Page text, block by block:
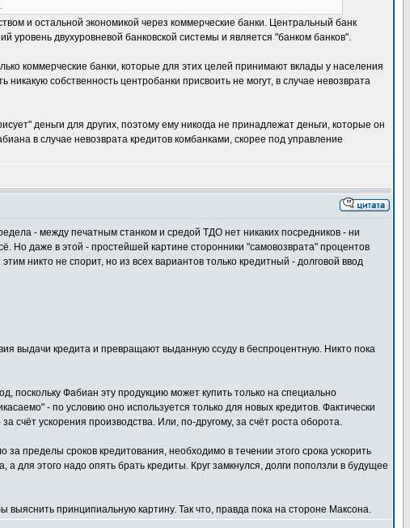
и остальной экономикой через коммерческие банки. Центральный банк
уровень двухуровневой банковской системы и является "банком банков".
коммерческие банки, которые для этих целей принимают вклады у населения
собственность центробанки присвоить не могут, в случае невозврата
деньги для других, поэтому ему никогда не принадлежат деньги, которые он
в случае невозврата кредитов комбанками, скорее под управление
- между печатным станком и средой ТДО нет никаких посредников - ни
Но даже в этой - простейшей картине сторонники "самовозврата" процентов
никто не спорит, но из всех вариантов только кредитный - долговой ввод
выдачи кредита и превращают выданную ссуду в беспроцентную. Никто пока
поскольку Фабиан эту продукцию может купить только на специально
- по условию оно используется только для новых кредитов. Фактически
счёт ускорения производства. Или, по-другому, за счёт роста оборота.
пределы сроков кредитования, необходимо в течении этого срока ускорить
для этого надо опять брать кредиты. Круг замкнулся, долги поползли в будущее
принципиальную картину. Так что, правда пока на стороне Максона.